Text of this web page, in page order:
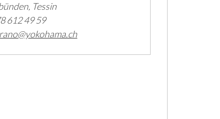
Tessin
612 49 59